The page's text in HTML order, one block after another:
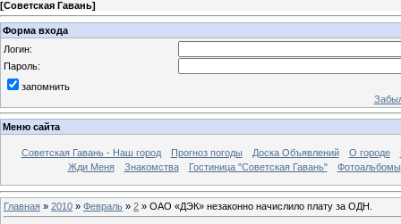
[Советская Гавань]
Форма входа
Логин:
Пароль:
запомнить
Меню сайта
Советская Гавань - Наш город Прогноз погоды Доска Объявлений О городе
Жди Меня
Знакомства Гостиница "Советская Гавань" Фотоальбомы
Главная » 2010 » Февраль » 2 » ОАО «ДЭК» незаконно начислило плату за ОДН.